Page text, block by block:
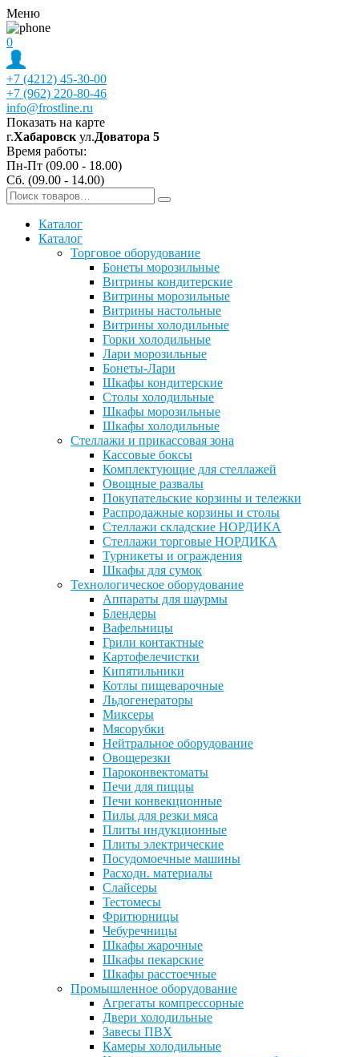
Меню
0
+7 (4212) 45-30-00
+7 (962) 220-80-46
info@frostline.ru
Показать на карте
г.Хабаровск ул.Доватора 5
Время работы:
Пн-Пт (09.00 - 18.00)
Сб. (09.00 - 14.00)
Каталог
Каталог
Торговое оборудование
Бонеты морозильные
Витрины кондитерские
Витрины морозильные
Витрины настольные
Витрины холодильные
Горки холодильные
Лари морозильные
Бонеты-Лари
Шкафы кондитерские
Столы холодильные
Шкафы морозильные
Шкафы холодильные
Стеллажи и прикассовая зона
Кассовые боксы
Комплектующие для стеллажей
Овощные развалы
Покупательские корзины и тележки
Распродажные корзины и столы
Стеллажи складские НОРДИКА
Стеллажи торговые НОРДИКА
Турникеты и ограждения
Шкафы для сумок
Технологическое оборудование
Аппараты для шаурмы
Блендеры
Вафельницы
Грили контактные
Картофелечистки
Кипятильники
Котлы пищеварочные
Льдогенераторы
Миксеры
Мясорубки
Нейтральное оборудование
Овощерезки
Пароконвектоматы
Печи для пиццы
Печи конвекционные
Пилы для резки мяса
Плиты индукционные
Плиты электрические
Посудомоечные машины
Расходн. материалы
Слайсеры
Тестомесы
Фритюрницы
Чебуречницы
Шкафы жарочные
Шкафы пекарские
Шкафы расстоечные
Промышленное оборудование
Агрегаты компрессорные
Двери холодильные
Завесы ПВХ
Камеры холодильные